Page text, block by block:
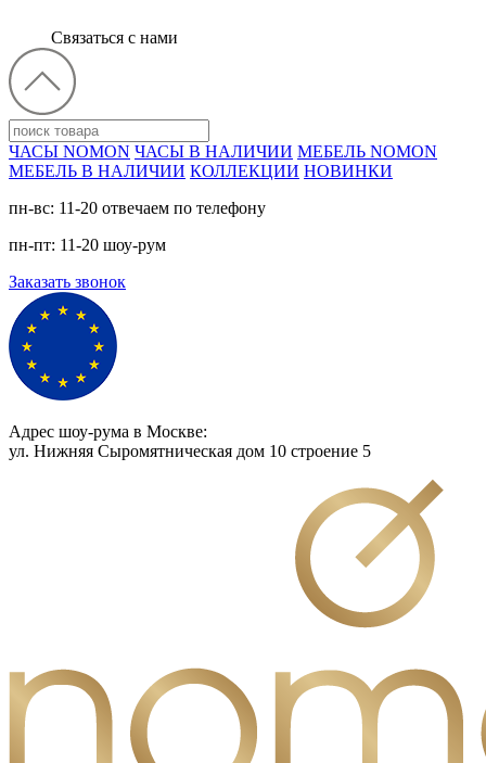
Связаться с нами
ЧАСЫ NOMON ЧАСЫ В НАЛИЧИИ МЕБЕЛЬ NOMON
МЕБЕЛЬ В НАЛИЧИИ КОЛЛЕКЦИИ НОВИНКИ
пн-вс: 11-20 отвечаем по телефону
пн-пт: 11-20 шоу-рум
Заказать звонок
Адрес шоу-рума в Москве:
ул. Нижняя Сыромятническая дом 10 cтроение 5